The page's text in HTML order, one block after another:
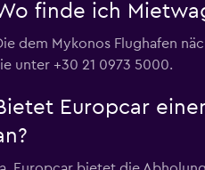
finde ich
dem Mykonos Flughafen
unter +30 21 0973 5000.
Europcar